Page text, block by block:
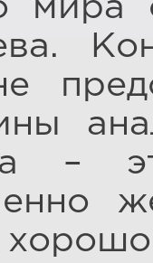
мира
–